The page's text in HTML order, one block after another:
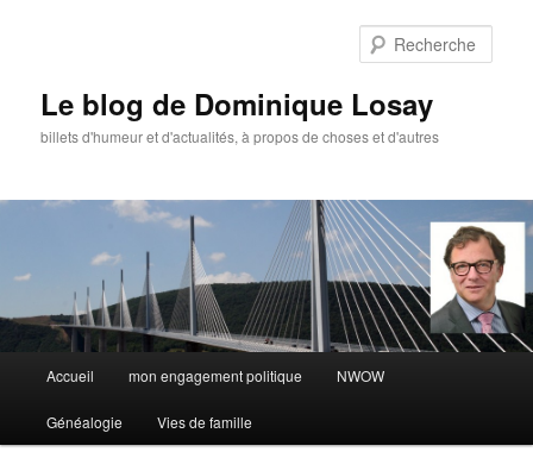
Le blog de Dominique Losay
billets d'humeur et d'actualités, à propos de choses et d'autres
Accueil mon engagement politique NWOW
Généalogie Vies de famille